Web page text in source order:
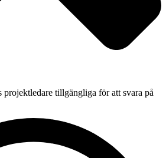
projektledare tillgängliga för att svara på